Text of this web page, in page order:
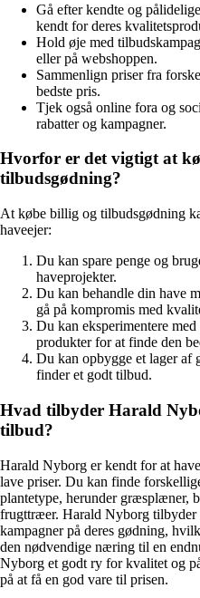
Gå efter kendte og
kendt for deres
Hold øje med
eller på webshoppen.
Sammenlign priser fra
bedste pris.
Tjek også online fora og
rabatter og kampagner.
Hvorfor er det vigtigt at
tilbudsgødning?
At købe billig og tilbudsgødning
haveejer:
Du kan spare penge og
haveprojekter.
Du kan behandle din have
gå på kompromis med
Du kan eksperimentere
produkter for at finde den
Du kan opbygge et lager af
finder et godt tilbud.
Hvad tilbyder Harald
tilbud?
Harald Nyborg er kendt for at
lave priser. Du kan finde
plantetype, herunder græsplæner,
frugttræer. Harald Nyborg tilbyder
kampagner på deres gødning,
den nødvendige næring til en
Nyborg et godt ry for kvalitet og
på at få en god vare til prisen.